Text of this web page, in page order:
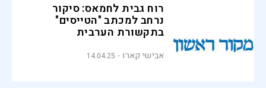
רוח גבית לחמאס: סיקור
נרחב למכתב "הטייסים"
בתקשורת הערבית
אבישי קארו 14.04.25